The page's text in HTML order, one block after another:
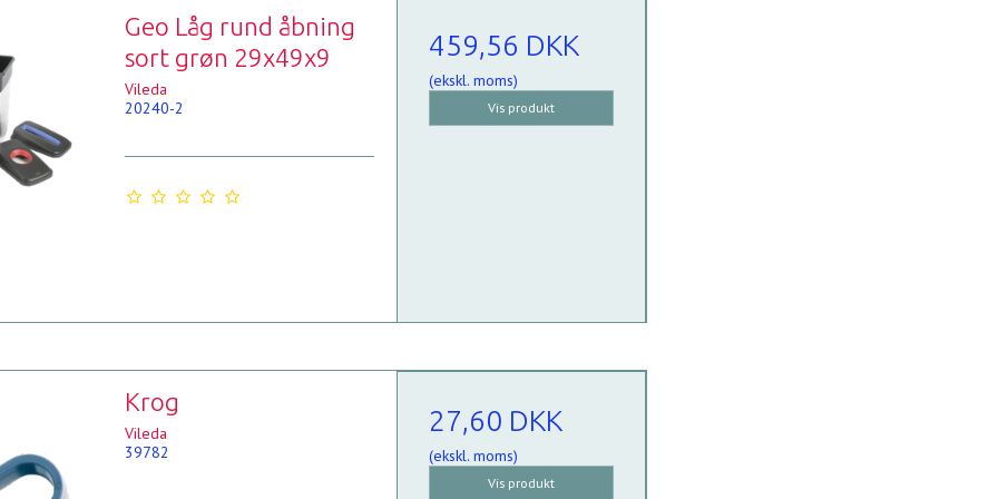
Geo Låg rund åbning
sort grøn 29x49x9
Vileda
20240-2
459,56 DKK
(ekskl. moms)
Vis produkt
Krog
Vileda
39782
27,60 DKK
(ekskl. moms)
Vis produkt